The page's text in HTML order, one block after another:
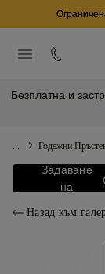
Безплатна и
Годежни
Задаване
на
Назад към